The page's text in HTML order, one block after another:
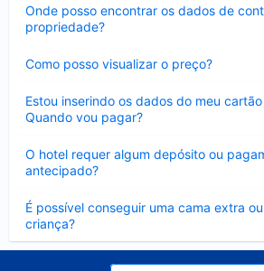
Onde posso encontrar os dados de
propriedade?
Como posso visualizar o preço?
Estou inserindo os dados do meu
Quando vou pagar?
O hotel requer algum depósito ou
antecipado?
É possível conseguir uma cama extra
criança?
Contraído